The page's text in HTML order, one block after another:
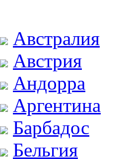
Австралия
Австрия
Андорра
Аргентина
Барбадос
Бельгия